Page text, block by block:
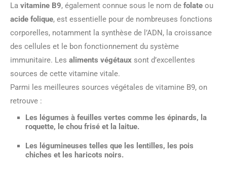
La vitamine B9, également connue sous le nom de folate ou
acide folique, est essentielle pour de nombreuses fonctions
corporelles, notamment la synthèse de l’ADN, la croissance
des cellules et le bon fonctionnement du système
immunitaire. Les aliments végétaux sont d’excellentes
sources de cette vitamine vitale.
Parmi les meilleures sources végétales de vitamine B9, on
retrouve :
Les légumes à feuilles vertes comme les épinards, la
roquette, le chou frisé et la laitue.
Les légumineuses telles que les lentilles, les pois
chiches et les haricots noirs.